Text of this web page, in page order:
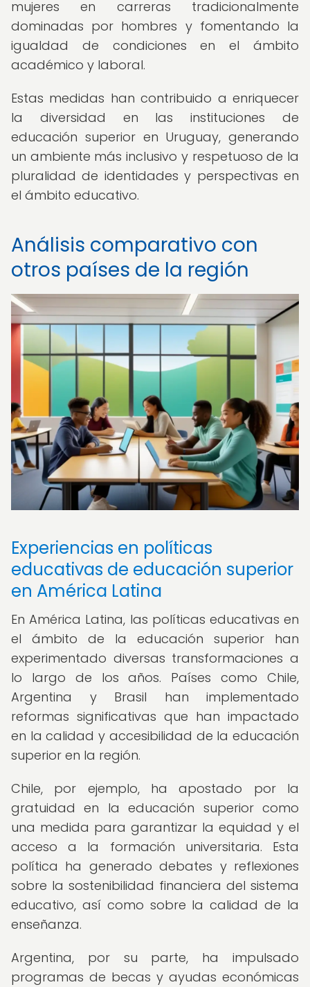
mujeres en carreras tradicionalmente
dominadas por hombres y fomentando la
igualdad de condiciones en el ámbito
académico y laboral.
Estas medidas han contribuido a enriquecer
la diversidad en las instituciones de
educación superior en Uruguay, generando
un ambiente más inclusivo y respetuoso de la
pluralidad de identidades y perspectivas en
el ámbito educativo.
Análisis comparativo con
otros países de la región
Experiencias en políticas
educativas de educación superior
en América Latina
En América Latina, las políticas educativas en
el ámbito de la educación superior han
experimentado diversas transformaciones a
lo largo de los años. Países como Chile,
Argentina y Brasil han implementado
reformas significativas que han impactado
en la calidad y accesibilidad de la educación
superior en la región.
Chile, por ejemplo, ha apostado por la
gratuidad en la educación superior como
una medida para garantizar la equidad y el
acceso a la formación universitaria. Esta
política ha generado debates y reflexiones
sobre la sostenibilidad financiera del sistema
educativo, así como sobre la calidad de la
enseñanza.
Argentina, por su parte, ha impulsado
programas de becas y ayudas económicas